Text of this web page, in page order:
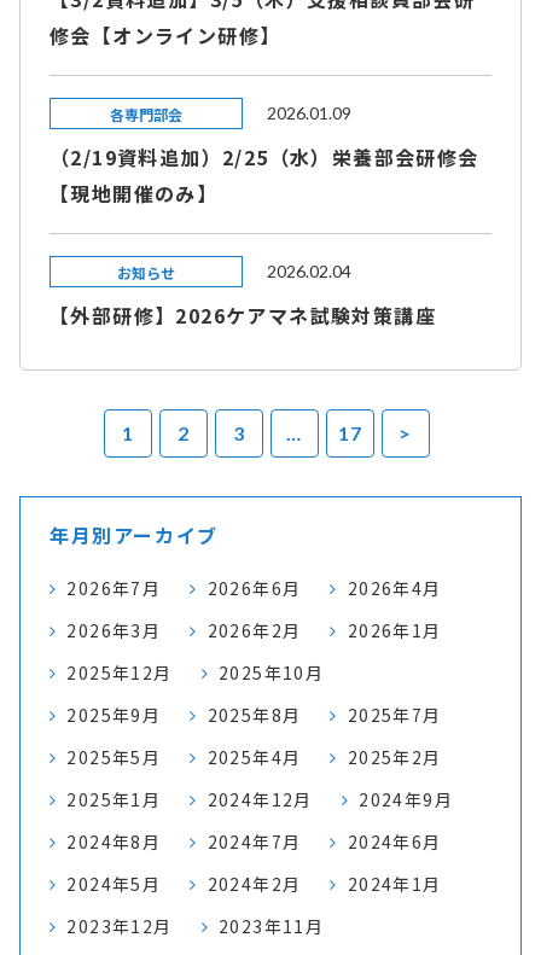
修会【オンライン研修】
各専門部会 2026.01.09
（2/19資料追加）2/25（水）栄養部会研修会
【現地開催のみ】
お知らせ 2026.02.04
【外部研修】2026ケアマネ試験対策講座
1 2 3 … 17 >
年月別アーカイブ
2026年7月 2026年6月
2026年4月
2026年3月
2026年2月
2026年1月
2025年12月
2025年10月
2025年9月
2025年8月
2025年7月
2025年5月
2025年4月
2025年2月
2025年1月
2024年12月
2024年9月
2024年8月
2024年7月
2024年6月
2024年5月
2024年2月
2024年1月
2023年12月
2023年11月